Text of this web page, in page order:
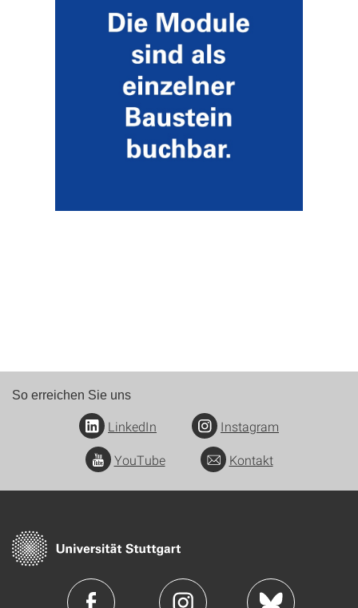
So erreichen Sie uns
LinkedIn
Instagram
YouTube
Kontakt